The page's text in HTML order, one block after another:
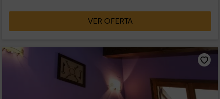
VER OFERTA